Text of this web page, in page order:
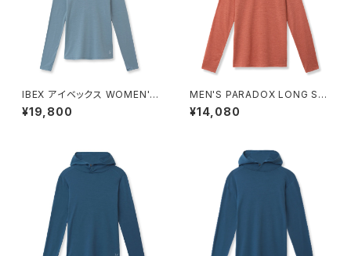
IBEX アイベックス WOMEN'S
SPRINGBOK SUN HOODIE /
Dusty Blue
¥19,800
MEN'S PARADOX LONG SL
EEVE TEE
¥14,080